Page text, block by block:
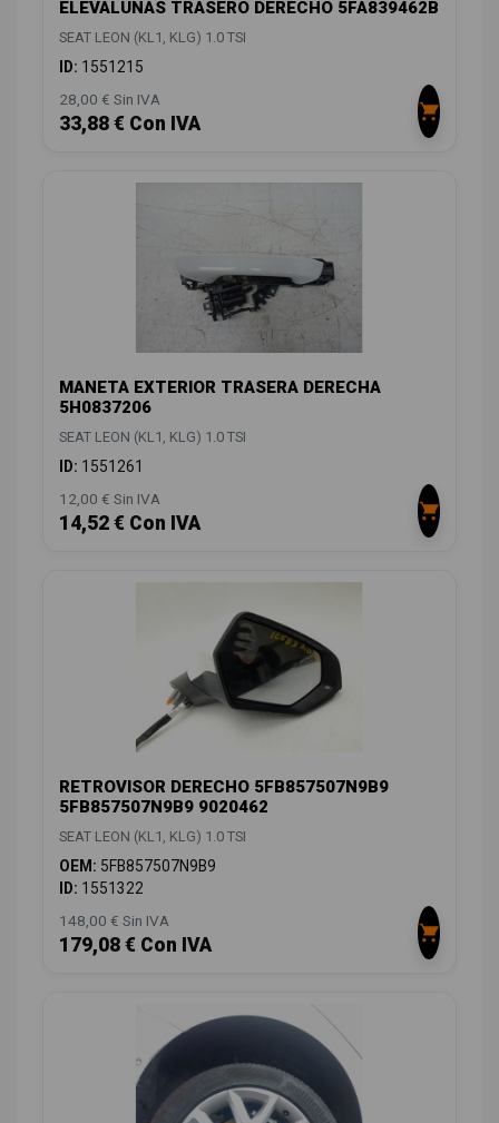
ELEVALUNAS TRASERO DERECHO 5FA839462B
SEAT LEON (KL1, KLG) 1.0 TSI
ID: 1551215
28,00 € Sin IVA
33,88 € Con IVA
MANETA EXTERIOR TRASERA DERECHA
5H0837206
SEAT LEON (KL1, KLG) 1.0 TSI
ID: 1551261
12,00 € Sin IVA
14,52 € Con IVA
RETROVISOR DERECHO 5FB857507N9B9
5FB857507N9B9 9020462
SEAT LEON (KL1, KLG) 1.0 TSI
OEM: 5FB857507N9B9
ID: 1551322
148,00 € Sin IVA
179,08 € Con IVA